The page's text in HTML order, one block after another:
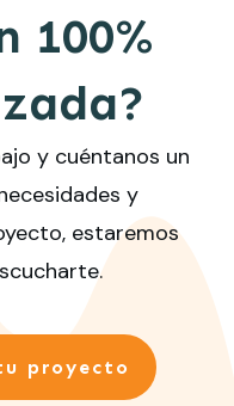
100%
y cuéntanos un
y
estaremos
proyecto